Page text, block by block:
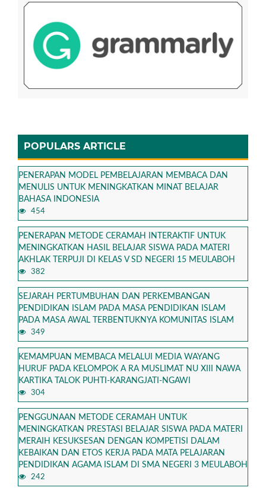
POPULARS ARTICLE
PENERAPAN MODEL PEMBELAJARAN MEMBACA DAN
MENULIS UNTUK MENINGKATKAN MINAT BELAJAR
BAHASA INDONESIA
454
PENERAPAN METODE CERAMAH INTERAKTIF UNTUK
MENINGKATKAN HASIL BELAJAR SISWA PADA MATERI
AKHLAK TERPUJI DI KELAS V SD NEGERI 15 MEULABOH
382
SEJARAH PERTUMBUHAN DAN PERKEMBANGAN
PENDIDIKAN ISLAM PADA MASA PENDIDIKAN ISLAM
PADA MASA AWAL TERBENTUKNYA KOMUNITAS ISLAM
349
KEMAMPUAN MEMBACA MELALUI MEDIA WAYANG
HURUF PADA KELOMPOK A RA MUSLIMAT NU XIII NAWA
KARTIKA TALOK PUHTI-KARANGJATI-NGAWI
304
PENGGUNAAN METODE CERAMAH UNTUK
MENINGKATKAN PRESTASI BELAJAR SISWA PADA MATERI
MERAIH KESUKSESAN DENGAN KOMPETISI DALAM
KEBAIKAN DAN ETOS KERJA PADA MATA PELAJARAN
PENDIDIKAN AGAMA ISLAM DI SMA NEGERI 3 MEULABOH
242